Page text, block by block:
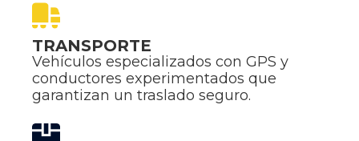
TRANSPORTE
Vehículos especializados con GPS y
conductores experimentados que
garantizan un traslado seguro.